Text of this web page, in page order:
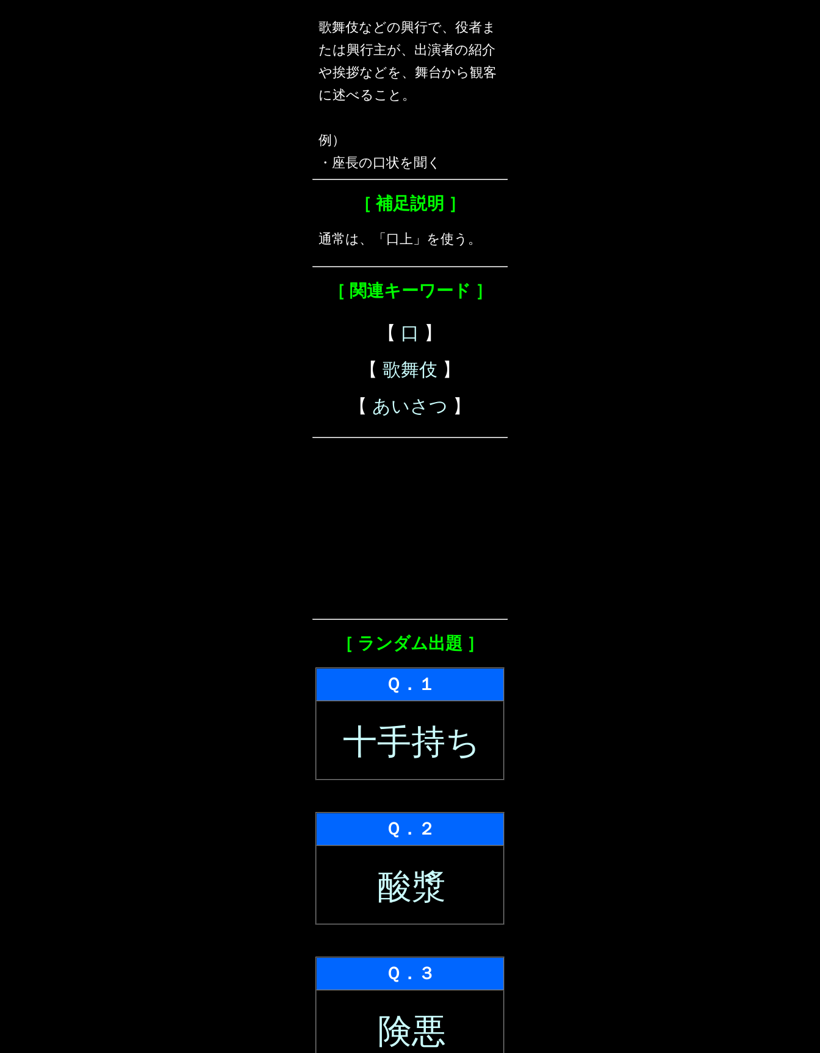
歌舞伎などの興行で、役者ま
たは興行主が、出演者の紹介
や挨拶などを、舞台から観客
に述べること。
例）
・座長の口状を聞く
［ 補足説明 ］
通常は、「口上」を使う。
［ 関連キーワード ］
【 口 】
【 歌舞伎 】
【 あいさつ 】
［ ランダム出題 ］
Ｑ．１
十手持ち
Ｑ．２
酸漿
Ｑ．３
険悪